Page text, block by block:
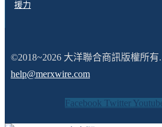
援力
©2018~2026 大洋聯合商訊版權所有
help@merxwire.com
Facebook Twitter